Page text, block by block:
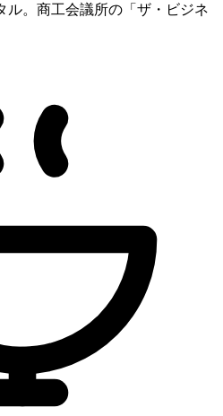
ル。商工会議所の「ザ・ビジネ